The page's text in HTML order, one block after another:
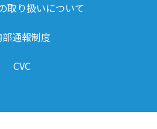
取り扱いについて
部通報制度
CVC